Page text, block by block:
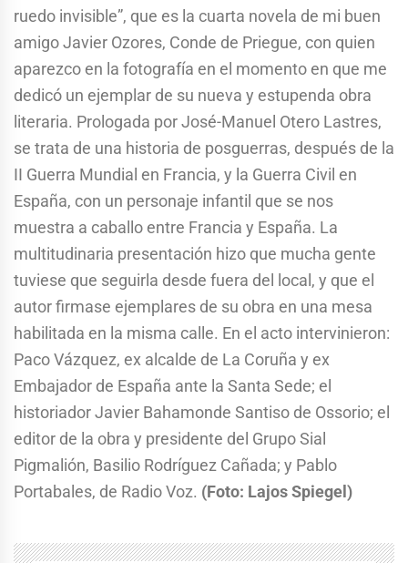
ruedo invisible”, que es la cuarta novela de mi buen
amigo Javier Ozores, Conde de Priegue, con quien
aparezco en la fotografía en el momento en que me
dedicó un ejemplar de su nueva y estupenda obra
literaria. Prologada por José-Manuel Otero Lastres,
se trata de una historia de posguerras, después de la
II Guerra Mundial en Francia, y la Guerra Civil en
España, con un personaje infantil que se nos
muestra a caballo entre Francia y España. La
multitudinaria presentación hizo que mucha gente
tuviese que seguirla desde fuera del local, y que el
autor firmase ejemplares de su obra en una mesa
habilitada en la misma calle. En el acto intervinieron:
Paco Vázquez, ex alcalde de La Coruña y ex
Embajador de España ante la Santa Sede; el
historiador Javier Bahamonde Santiso de Ossorio; el
editor de la obra y presidente del Grupo Sial
Pigmalión, Basilio Rodríguez Cañada; y Pablo
Portabales, de Radio Voz. (Foto: Lajos Spiegel)